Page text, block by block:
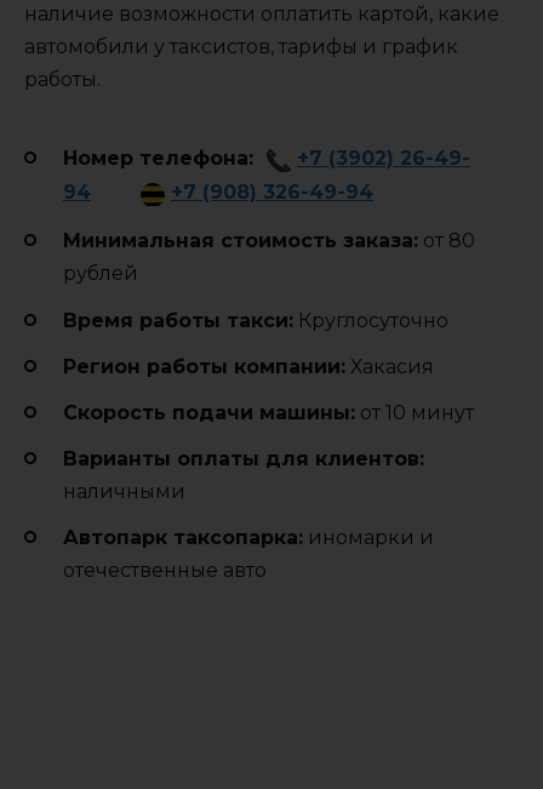
наличие возможности оплатить картой, какие
автомобили у таксистов, тарифы и график
работы.
Номер телефона:
+7 (3902) 26-49-
94
+7 (908) 326-49-94
Минимальная стоимость заказа: от 80
рублей
Время работы такси: Круглосуточно
Регион работы компании: Хакасия
Cкорость подачи машины: от 10 минут
Варианты оплаты для клиентов:
наличными
Автопарк таксопарка: иномарки и
отечественные авто